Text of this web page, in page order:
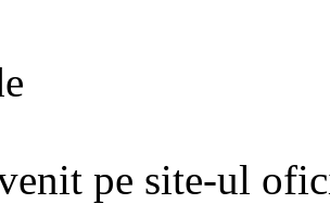
pe site-ul